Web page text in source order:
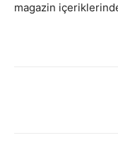
magazin